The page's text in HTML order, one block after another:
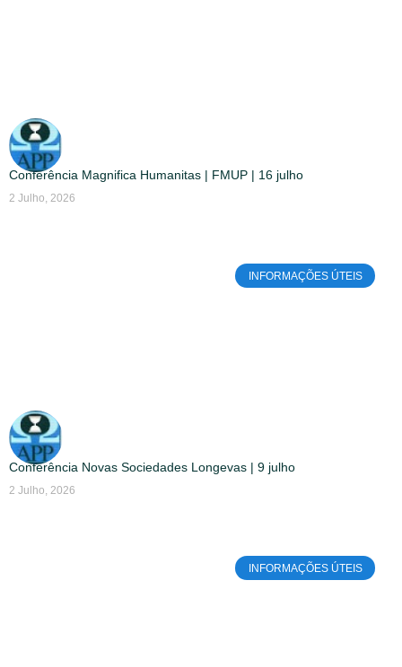
Conferência Magnifica Humanitas | FMUP | 16 julho
2 Julho, 2026
INFORMAÇÕES ÚTEIS
Conferência Novas Sociedades Longevas | 9 julho
2 Julho, 2026
INFORMAÇÕES ÚTEIS